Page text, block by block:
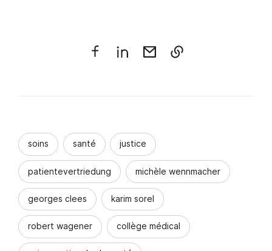
soins santé justice
patientevertriedung michèle wennmacher
georges clees karim sorel
robert wagener collège médical